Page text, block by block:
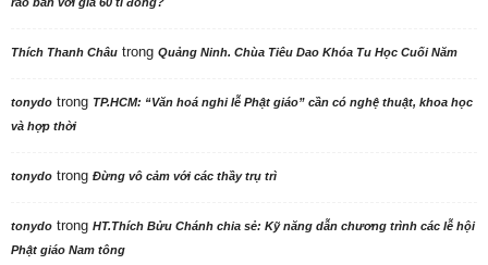
Thích Thanh Châu trong Quảng Ninh. Chùa Tiêu Dao Khóa Tu Học Cuối Năm
tonydo trong TP.HCM: “Văn hoá nghi lễ Phật giáo” cần có nghệ thuật, khoa học
và hợp thời
tonydo trong Đừng vô cảm với các thầy trụ trì
tonydo trong HT.Thích Bửu Chánh chia sẻ: Kỹ năng dẫn chương trình các lễ hội
Phật giáo Nam tông